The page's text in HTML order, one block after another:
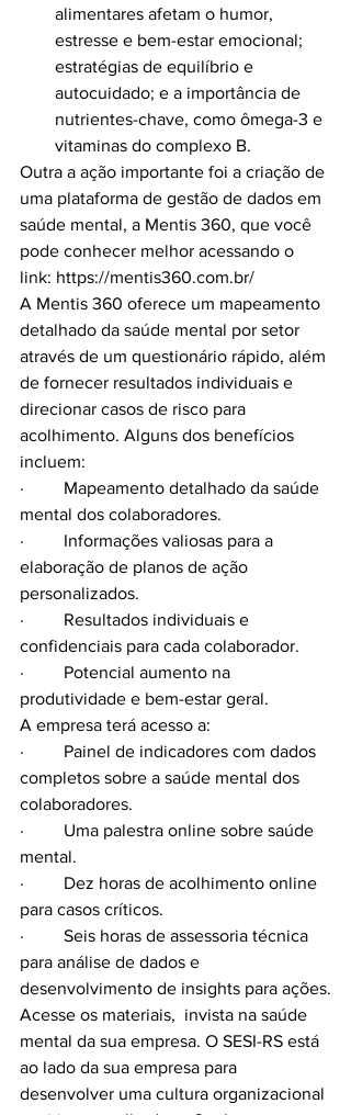
alimentares afetam o humor,
estresse e bem-estar emocional;
estratégias de equilíbrio e
autocuidado; e a importância de
nutrientes-chave, como ômega-3 e
vitaminas do complexo B.
Outra a ação importante foi a criação de
uma plataforma de gestão de dados em
saúde mental, a Mentis 360, que você
pode conhecer melhor acessando o
link: https://mentis360.com.br/
A Mentis 360 oferece um mapeamento
detalhado da saúde mental por setor
através de um questionário rápido, além
de fornecer resultados individuais e
direcionar casos de risco para
acolhimento. Alguns dos benefícios
incluem:
·         Mapeamento detalhado da saúde
mental dos colaboradores.
·         Informações valiosas para a
elaboração de planos de ação
personalizados.
·         Resultados individuais e
confidenciais para cada colaborador.
·         Potencial aumento na
produtividade e bem-estar geral.
A empresa terá acesso a:
·         Painel de indicadores com dados
completos sobre a saúde mental dos
colaboradores.
·         Uma palestra online sobre saúde
mental.
·         Dez horas de acolhimento online
para casos críticos.
·         Seis horas de assessoria técnica
para análise de dados e
desenvolvimento de insights para ações.
Acesse os materiais,  invista na saúde
mental da sua empresa. O SESI-RS está
ao lado da sua empresa para
desenvolver uma cultura organizacional